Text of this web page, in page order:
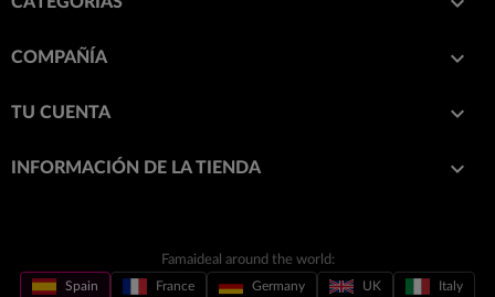
COMPAÑÍA 
TU CUENTA 
INFORMACIÓN DE LA TIENDA keyboard_arrow_down
Famaideal around the world:
Spain France Germany UK Italy